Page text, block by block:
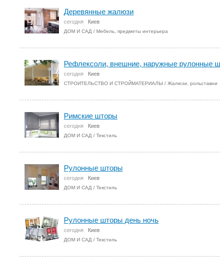
Деревянные жалюзи
сегодня Киев
ДОМ И САД / Мебель, предметы интерьера
Рефлексоли, внешние, наружные рулонные
сегодня Киев
СТРОИТЕЛЬСТВО И СТРОЙМАТЕРИАЛЫ / Жалюзи, рольставни
Римские шторы
сегодня Киев
ДОМ И САД / Текстиль
Рулонные шторы
сегодня Киев
ДОМ И САД / Текстиль
Рулонные шторы день ночь
сегодня Киев
ДОМ И САД / Текстиль